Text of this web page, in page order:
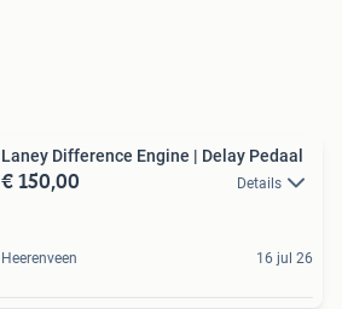
Laney Difference Engine | Delay Pedaal
€ 150,00 Details
Heerenveen 16 jul 26